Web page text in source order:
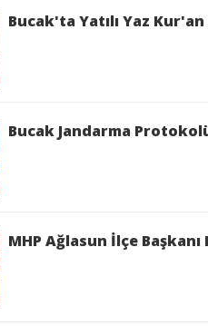
detaylı bilgileri
ununun belirli
ilk aşamasında
PİŞİRİLİYOR
250 gram halinde
kontrollü ortamda
pişiriliyor. Üretimin her
TAM NOT
Bucak'ta Yatılı Yaz
Bucak Jandarma
MHP Ağlasun İlçe